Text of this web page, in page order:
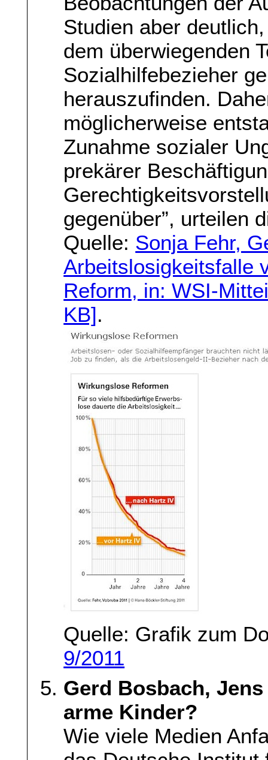
Studien aber
dem überwiegenden
Sozialhilfebezieher
herauszufinden.
möglicherweise
Zunahme sozialer
prekärer
gegenüber”, urteilen
Quelle: Sonja Fehr,
Arbeitslosigkeitsfalle
Reform, in: WSI-
KB].
Quelle: Grafik zum
9/2011
Gerd Bosbach,
arme Kinder?
Wie viele Medien